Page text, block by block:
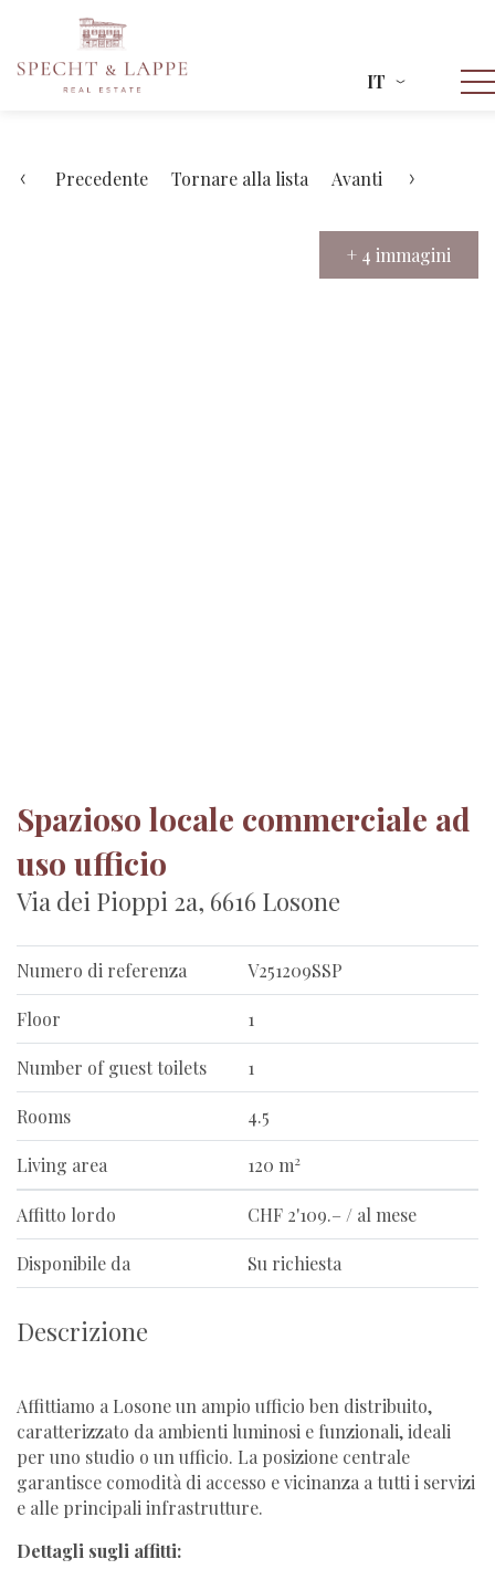
IT
Precedente Tornare alla lista Avanti
+ 4 immagini
Spazioso locale commerciale ad
uso ufficio
Via dei Pioppi 2a, 6616 Losone
Numero di referenza V251209SSP
Floor 1
Number of guest toilets 1
Rooms 4.5
Living area 120 m2
Affitto lordo CHF 2'109.– / al mese
Disponibile da Su richiesta
Descrizione
Affittiamo a Losone un ampio ufficio ben distribuito,
caratterizzato da ambienti luminosi e funzionali, ideali
per uno studio o un ufficio. La posizione centrale
garantisce comodità di accesso e vicinanza a tutti i servizi
e alle principali infrastrutture.
Dettagli sugli affitti: